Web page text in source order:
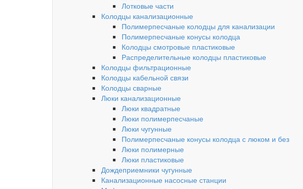
Лотковые части
Колодцы канализационные
Полимерпесчаные колодцы для канализации
Полимерпесчаные конусы колодца
Колодцы смотровые пластиковые
Распределительные колодцы пластиковые
Колодцы фильтрационные
Колодцы кабельной связи
Колодцы сварные
Люки канализационные
Люки квадратные
Люки полимерпесчаные
Люки чугунные
Полимерпесчаные конусы колодца с люком и без
Люки полимерные
Люки пластиковые
Дождеприемники чугунные
Канализационные насосные станции